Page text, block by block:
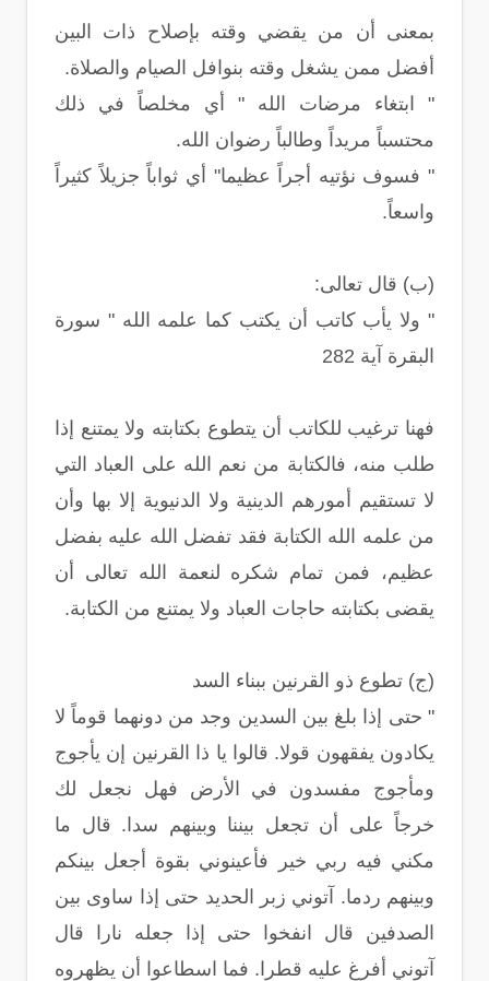
بمعنى أن من يقضي وقته بإصلاح ذات البين
أفضل ممن يشغل وقته بنوافل الصيام والصلاة.
" ابتغاء مرضات الله " أي مخلصاً في ذلك
محتسباً مريداً وطالباً رضوان الله.
" فسوف نؤتيه أجراً عظيما" أي ثواباً جزيلاً كثيراً
واسعاً.
(ب) قال تعالى:
" ولا يأب كاتب أن يكتب كما علمه الله " سورة
البقرة آية 282
فهنا ترغيب للكاتب أن يتطوع بكتابته ولا يمتنع إذا
طلب منه، فالكتابة من نعم الله على العباد التي
لا تستقيم أمورهم الدينية ولا الدنيوية إلا بها وأن
من علمه الله الكتابة فقد تفضل الله عليه بفضل
عظيم، فمن تمام شكره لنعمة الله تعالى أن
يقضى بكتابته حاجات العباد ولا يمتنع من الكتابة.
(ج) تطوع ذو القرنين ببناء السد
" حتى إذا بلغ بين السدين وجد من دونهما قوماً لا
يكادون يفقهون قولا. قالوا يا ذا القرنين إن يأجوج
ومأجوج مفسدون في الأرض فهل نجعل لك
خرجاً على أن تجعل بيننا وبينهم سدا. قال ما
مكني فيه ربي خير فأعينوني بقوة أجعل بينكم
وبينهم ردما. آتوني زبر الحديد حتى إذا ساوى بين
الصدفين قال انفخوا حتى إذا جعله نارا قال
آتوني أفرغ عليه قطرا. فما اسطاعوا أن يظهروه